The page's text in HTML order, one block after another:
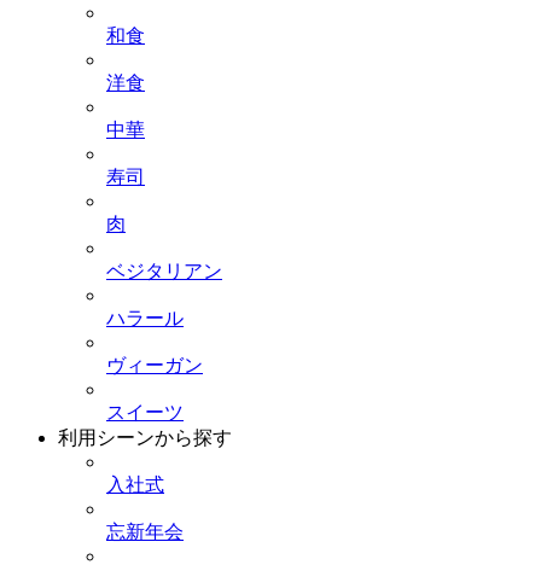
和食
洋食
中華
寿司
肉
ベジタリアン
ハラール
ヴィーガン
スイーツ
利用シーンから探す
入社式
忘新年会